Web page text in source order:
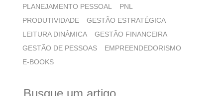
PLANEJAMENTO PESSOAL
PNL
PRODUTIVIDADE
GESTÃO ESTRATÉGICA
LEITURA DINÂMICA
GESTÃO FINANCEIRA
GESTÃO DE PESSOAS
EMPREENDEDORISMO
E-BOOKS